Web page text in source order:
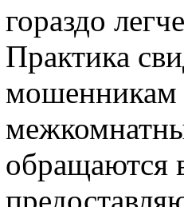
гораздо
Практика
мошенникам
обращаются